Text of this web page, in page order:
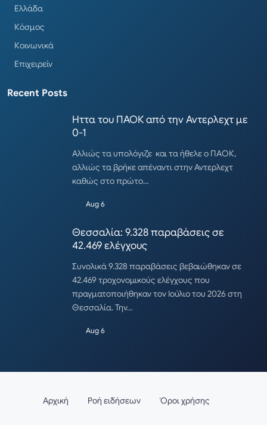
Ελλάδα
Κόσμος
Κοινωνικά
Επιχειρείν
Recent Posts
Ηττα του ΠΑΟΚ από την Αντερλεχτ με
0-1
Αλλιώς τα υπολόγιζε και τα ήθελε ο ΠΑΟΚ,
αλλιώς τα βρήκε απέναντι στην Αντερλεχτ
καθώς στο πρώτο…
Aug 6
Θεσσαλία: 9.328 παραβάσεις σε
42.469 ελέγχους
Συνολικά 9.328 παραβάσεις βεβαιώθηκαν σε
42.469 τροχονομικούς ελέγχους που
πραγματοποιήθηκαν τον Ιούλιο του 2026 στη
Θεσσαλία. Την…
Aug 6
Αρχική Ροή ειδήσεων Όροι χρήσης